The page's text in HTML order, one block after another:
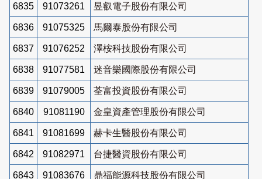
6835 91073261 昱叡電子股份有限公司
6836 91075325 馬爾泰股份有限公司
6837 91076252 澤桉科技股份有限公司
6838 91077581 迷音樂國際股份有限公司
6839 91079005 荃富投資股份有限公司
6840 91081190 金皇資產管理股份有限公司
6841 91081699 赫卡生醫股份有限公司
6842 91082971 台捷醫資股份有限公司
6843 91083676 鼎福能源科技股份有限公司